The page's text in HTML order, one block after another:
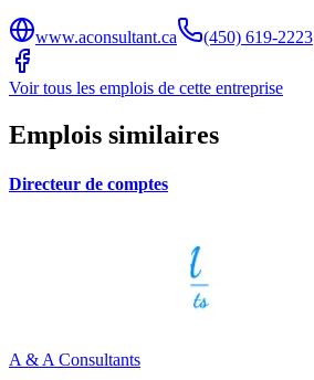
www.aconsultant.ca (450) 619-2223
Voir tous les emplois de cette entreprise
Emplois similaires
Directeur de comptes
A & A Consultants